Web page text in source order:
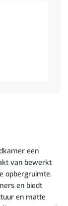
een
van bewerkt
opbergruimte.
en biedt
en matte